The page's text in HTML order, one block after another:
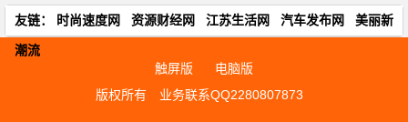
友链： 时尚速度网 资源财经网 江苏生活网 汽车发布网 美丽新
潮流
触屏版
电脑版
版权所有
业务联系QQ2280807873